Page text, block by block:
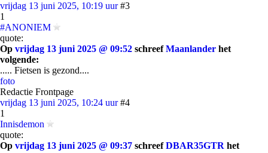
vrijdag 13 juni 2025, 10:19 uur #3
1
#ANONIEM
quote:
Op vrijdag 13 juni 2025 @ 09:52 schreefMaanlander het
volgende:
..... Fietsen is gezond....
foto
Redactie Frontpage
vrijdag 13 juni 2025, 10:24 uur #4
1
Innisdemon
quote:
Op vrijdag 13 juni 2025 @ 09:37 schreefDBAR35GTR het